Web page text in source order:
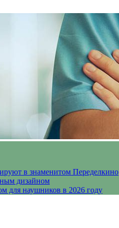
в знаменитом Переделкино
дизайном
для наушников в 2026 году